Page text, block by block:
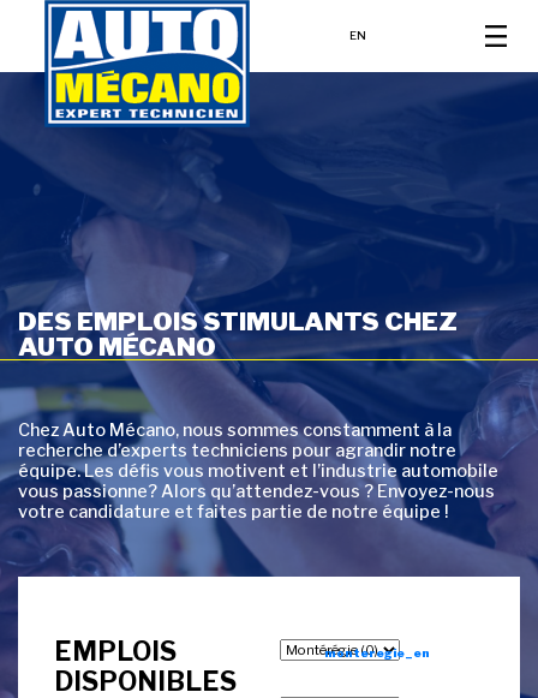
EN
DES EMPLOIS STIMULANTS CHEZ
AUTO MÉCANO
Chez Auto Mécano, nous sommes constamment à la
recherche d’experts techniciens pour agrandir notre
équipe. Les défis vous motivent et l’industrie automobile
vous passionne? Alors qu’attendez-vous ? Envoyez-nous
votre candidature et faites partie de notre équipe !
EMPLOIS
DISPONIBLES
monteregie_en